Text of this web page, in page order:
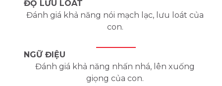
ĐỘ LƯU LOÁT
Đánh giá khả năng nói mạch lạc, lưu loát của
con.
NGỮ ĐIỆU
Đánh giá khả năng nhấn nhá, lên xuống
giọng của con.